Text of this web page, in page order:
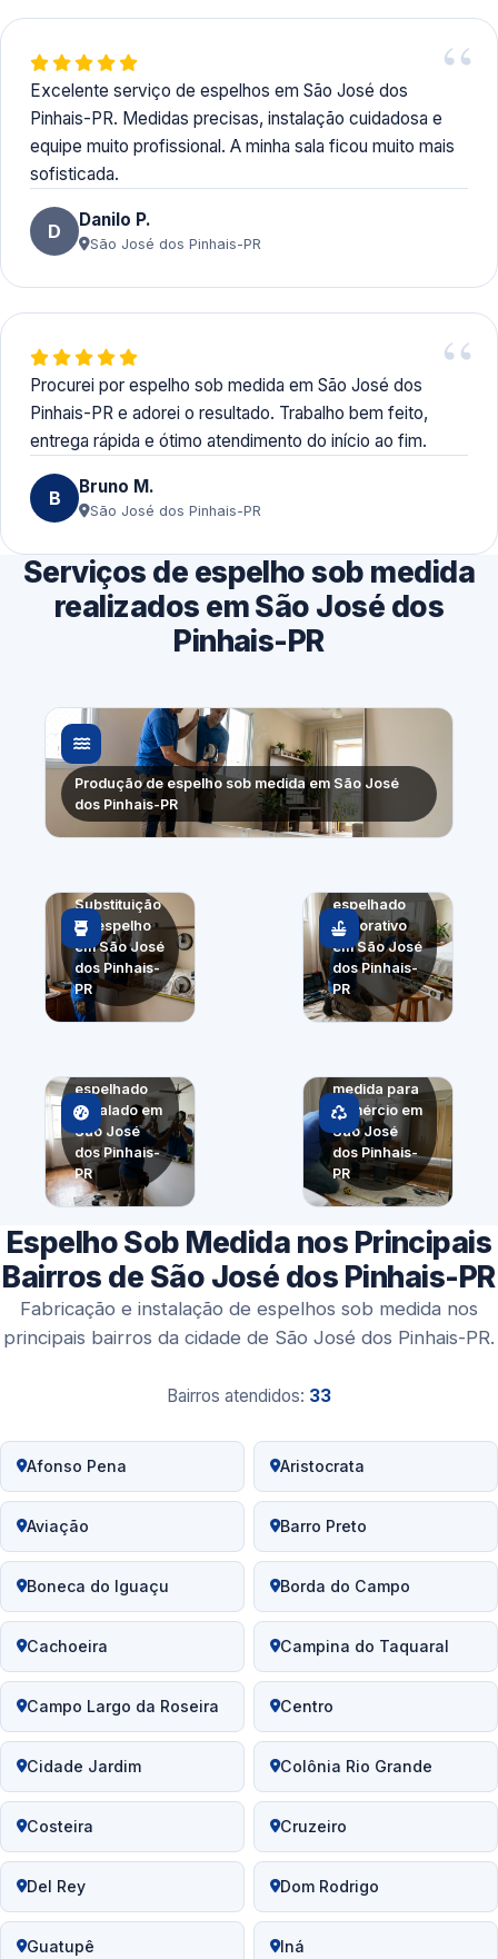
Excelente serviço de espelhos em São José dos
Pinhais-PR. Medidas precisas, instalação cuidadosa e
equipe muito profissional. A minha sala ficou muito mais
sofisticada.
D Danilo P.
São José dos Pinhais-PR
Procurei por espelho sob medida em São José dos
Pinhais-PR e adorei o resultado. Trabalho bem feito,
entrega rápida e ótimo atendimento do início ao fim.
B Bruno M.
São José dos Pinhais-PR
Serviços de espelho sob medida
realizados em São José dos
Pinhais-PR
Produção de espelho sob medida em São José
dos Pinhais-PR
Substituição
de espelho
em São José
dos Pinhais-
PR
espelhado
decorativo
em São José
dos Pinhais-
PR
espelhado
instalado em
São José
dos Pinhais-
PR
medida para
comércio em
São José
dos Pinhais-
PR
Espelho Sob Medida nos Principais
Bairros de São José dos Pinhais-PR
Fabricação e instalação de espelhos sob medida nos
principais bairros da cidade de São José dos Pinhais-PR.
Bairros atendidos: 33
Afonso Pena Aristocrata
Aviação Barro Preto
Boneca do Iguaçu Borda do Campo
Cachoeira Campina do Taquaral
Campo Largo da Roseira Centro
Cidade Jardim Colônia Rio Grande
Costeira Cruzeiro
Del Rey Dom Rodrigo
Guatupê Iná